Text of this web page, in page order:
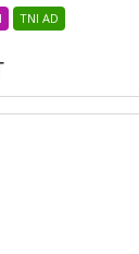
TNI AD